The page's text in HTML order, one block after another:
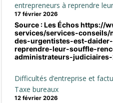
entrepreneurs à reprendre
17 février 2026
Source : Les Échos https://
services/services-
des-urgentistes-est-
reprendre-leur-souffle-
administrateurs-
Difficultés d’entreprise et
Taxe bureaux
12 février 2026